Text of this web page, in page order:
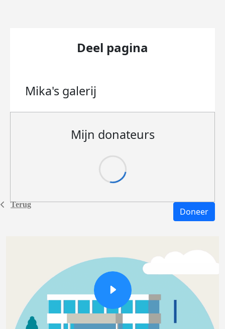
Terug
Deel pagina
Mika's galerij
Mijn donateurs
Doneer